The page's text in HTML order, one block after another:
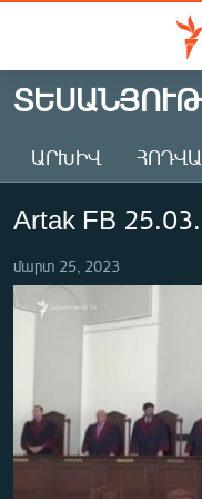
Մատչելիության
Անցնել
հիմնական
Անցնել
հիմնական
մենյուին
ԱԶԱՏՈՒԹՅՈՒՆ TV
ՀԱՅԱՍՏԱՆ
ԸՆՏՐՈՒԹՅՈՒՆՆԵՐ
ԻՐԱՎՈՒՆՔ
ՀԱՍԱՐԱԿՈՒԹՅՈՒՆ
ՊԱՏԵՐԱԶՄԻ 6
ԱՐԽԻՎ
Artak FB
մարտ 25, 2023
No media